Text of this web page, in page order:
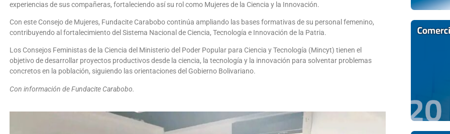
experiencias de sus compañeras, fortaleciendo así su rol como Mujeres de la Ciencia y la Innovación.
Con este Consejo de Mujeres, Fundacite Carabobo continúa ampliando las bases formativas de su personal femenino,
contribuyendo al fortalecimiento del Sistema Nacional de Ciencia, Tecnología e Innovación de la Patria.
Los Consejos Feministas de la Ciencia del Ministerio del Poder Popular para Ciencia y Tecnología (Mincyt) tienen el
objetivo de desarrollar proyectos productivos desde la ciencia, la tecnología y la innovación para solventar problemas
concretos en la población, siguiendo las orientaciones del Gobierno Bolivariano.
Con información de Fundacite Carabobo.